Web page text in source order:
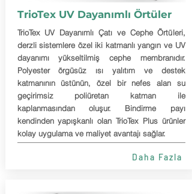
TrioTex UV Dayanımlı Örtüler
TrioTex UV Dayanımlı Çatı ve Cephe Örtüleri,
derzli sistemlere özel iki katmanlı yangın ve UV
dayanımı yükseltilmiş cephe membranıdır.
Polyester örgüsüz ısı yalıtım ve destek
katmanının üstünün, özel bir nefes alan su
geçirimsiz poliüretan katman ile
kaplanmasından oluşur. Bindirme payı
kendinden yapışkanlı olan TrioTex Plus ürünler
kolay uygulama ve maliyet avantajı sağlar.
Daha Fazla